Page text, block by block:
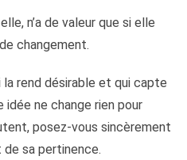
n’a de valeur que si elle
changement.
rend désirable et qui capte
idée ne change rien pour
posez-vous sincèrement
sa pertinence.